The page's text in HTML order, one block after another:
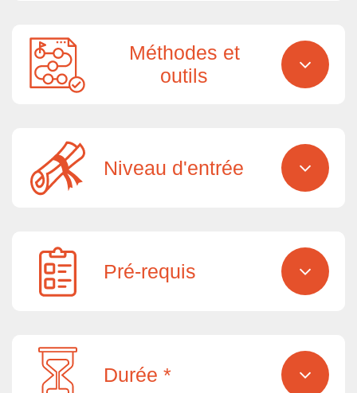
Méthodes et
outils
Niveau d'entrée
Pré-requis
Durée *